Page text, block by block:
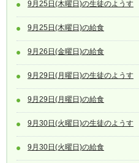
9月25日(木曜日)の生徒のようす
9月25日(木曜日)の給食
9月26日(金曜日)の給食
9月29日(月曜日)の生徒のようす
9月29日(月曜日)の給食
9月30日(火曜日)の生徒のようす
9月30日(火曜日)の給食